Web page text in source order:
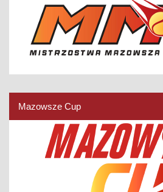
Mazowsze Cup